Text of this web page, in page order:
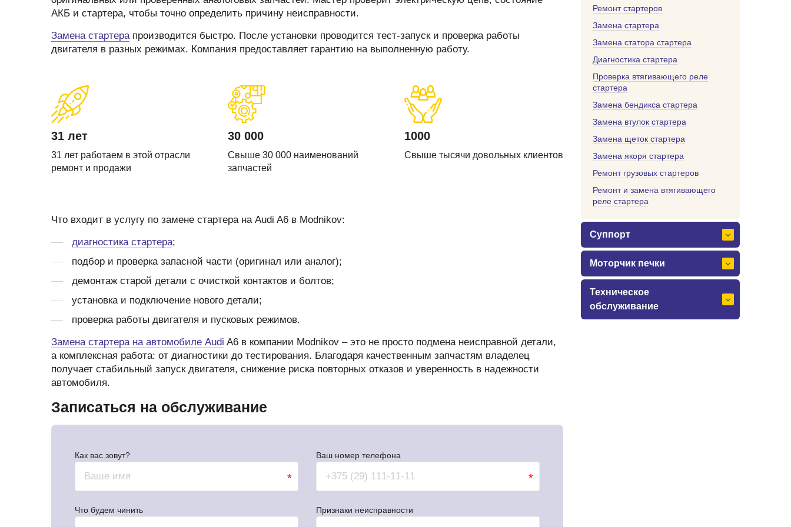
Запчасти стартера
Стартеры
Щетки и
щеткодержатели
специальные
Ремонт моторчика печки
(отопителя)
Ремонт суппортов
Диагностика генератора
АКБ и стартера, чтобы точно определить причину неисправности.
Замена стартерапроизводится быстро. После установки проводится тест‑запуск и проверка работы
двигателя в разных режимах. Компания предоставляет гарантию на выполненную работу.
31 лет
31 лет работаем в этой отрасли
ремонт и продажи
30 000
Свыше 30 000 наименований
запчастей
1000
Свыше тысячи довольных клиентов
Что входит в услугу по замене стартера на Audi A6 в Modnikov:
диагностика стартера;
подбор и проверка запасной части (оригинал или аналог);
демонтаж старой детали с очисткой контактов и болтов;
установка и подключение нового детали;
проверка работы двигателя и пусковых режимов.
Замена стартера на автомобиле Audi A6 в компании Modnikov – это не просто подмена неисправной детали,
а комплексная работа: от диагностики до тестирования. Благодаря качественным запчастям владелец
получает стабильный запуск двигателя, снижение риска повторных отказов и уверенность в надежности
автомобиля.
Записаться на обслуживание
Как вас зовут?
*
Ваш номер телефона
*
Что будем чинить Признаки неисправности
Ремонт стартеров
Замена стартера
Замена статора стартера
Диагностика стартера
Проверка втягивающего реле
стартера
Замена бендикса стартера
Замена втулок стартера
Замена щеток стартера
Замена якоря стартера
Ремонт грузовых стартеров
Ремонт и замена втягивающего
реле стартера
Суппорт
Моторчик печки
Техническое
обслуживание